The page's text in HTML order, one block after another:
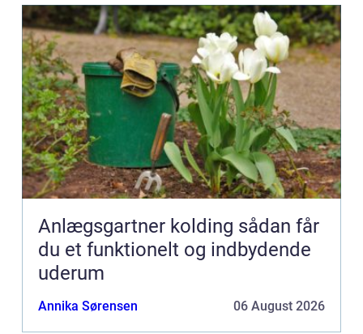
Anlægsgartner kolding sådan får
du et funktionelt og indbydende
uderum
Annika Sørensen 06 August 2026